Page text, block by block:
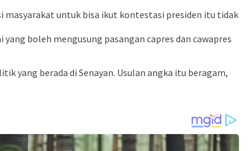
masyarakat untuk bisa ikut kontestasi presiden itu tidak
boleh mengusung pasangan capres dan cawapres
yang berada di Senayan. Usulan angka itu beragam,